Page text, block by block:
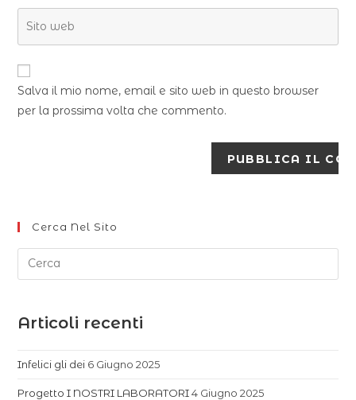
Salva il mio nome, email e sito web in questo browser
per la prossima volta che commento.
Cerca Nel Sito
Articoli recenti
Infelici gli dei 6 Giugno 2025
Progetto I NOSTRI LABORATORI 4 Giugno 2025